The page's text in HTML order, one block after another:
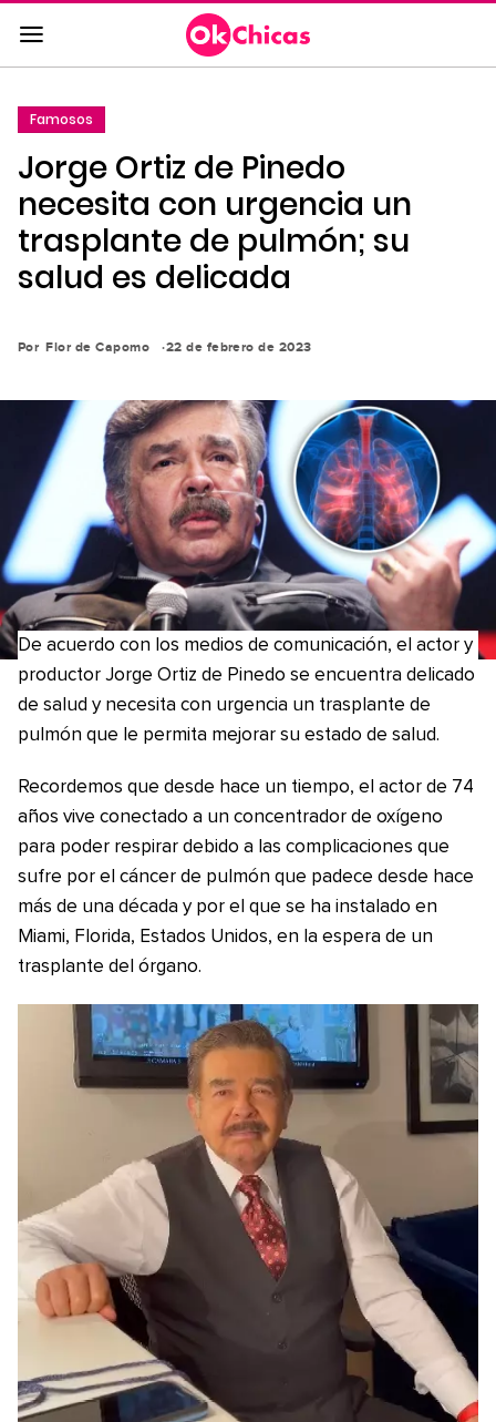
Saltar
al
contenido
a
la
navegación
principal
Famosos
Jorge Ortiz de Pinedo
necesita con urgencia un
trasplante de pulmón; su
salud es delicada
Por Flor de Capomo 22 de febrero de 2023
De acuerdo con los medios de comunicación, el actor y
productor Jorge Ortiz de Pinedo se encuentra delicado
de salud y necesita con urgencia un trasplante de
pulmón que le permita mejorar su estado de salud.
Recordemos que desde hace un tiempo, el actor de 74
años vive conectado a un concentrador de oxígeno
para poder respirar debido a las complicaciones que
sufre por el cáncer de pulmón que padece desde hace
más de una década y por el que se ha instalado en
Miami, Florida, Estados Unidos, en la espera de un
trasplante del órgano.